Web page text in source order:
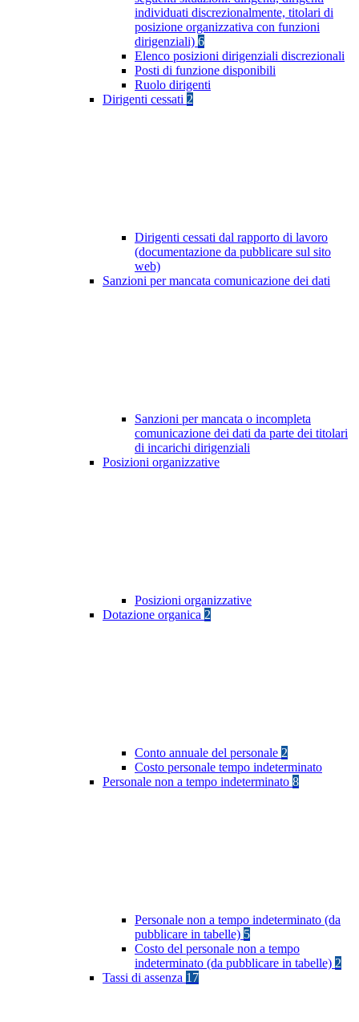
individuati discrezionalmente, titolari di
posizione organizzativa con funzioni
dirigenziali) 6
Elenco posizioni dirigenziali discrezionali
Posti di funzione disponibili
Ruolo dirigenti
Dirigenti cessati 2
Dirigenti cessati dal rapporto di lavoro
(documentazione da pubblicare sul sito
web)
Sanzioni per mancata comunicazione dei dati
Sanzioni per mancata o incompleta
comunicazione dei dati da parte dei titolari
di incarichi dirigenziali
Posizioni organizzative
Posizioni organizzative
Dotazione organica 2
Conto annuale del personale 2
Costo personale tempo indeterminato
Personale non a tempo indeterminato 8
Personale non a tempo indeterminato (da
pubblicare in tabelle) 5
Costo del personale non a tempo
indeterminato (da pubblicare in tabelle) 2
Tassi di assenza 17